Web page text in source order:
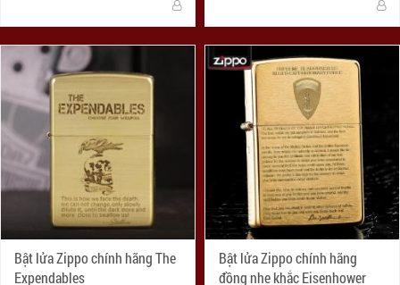
Bật lửa Zippo chính hãng The
Expendables
Bật lửa Zippo chính hãng
đồng nhẹ khắc Eisenhower